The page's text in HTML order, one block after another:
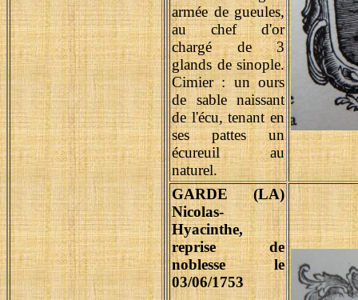
armée de gueules,
au chef d'or
chargé de 3
glands de sinople.
Cimier : un ours
de sable naissant
de l'écu, tenant en
ses pattes un
écureuil au
naturel.
GARDE (LA)
Nicolas-
Hyacinthe,
reprise de
noblesse le
03/06/1753